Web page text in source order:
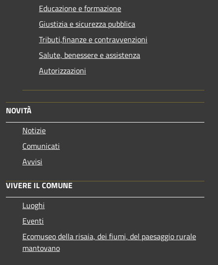
Educazione e formazione
Giustizia e sicurezza pubblica
Tributi,finanze e contravvenzioni
Salute, benessere e assistenza
Autorizzazioni
NOVITÀ
Notizie
Comunicati
Avvisi
VIVERE IL COMUNE
Luoghi
Eventi
Ecomuseo della risaia, dei fiumi, del paesaggio rurale
mantovano